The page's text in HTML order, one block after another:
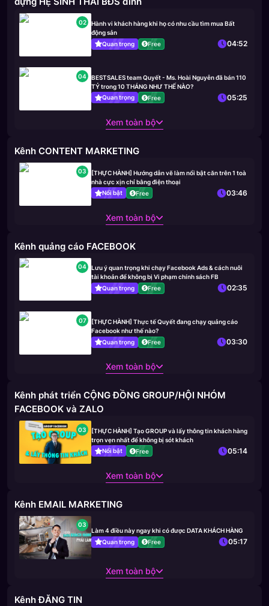
02
Hành vi khách hàng khi họ có nhu cầu tìm mua Bất
động sản
Quan trọng
Free 04:52
04
BESTSALES team Quyết - Ms. Hoài Nguyễn đã bán 110
TỶ trong 10 THÁNG NHƯ THẾ NÀO?
Quan trọng
Free 05:25
Xem toàn bộ
Kênh CONTENT MARKETING
03
[THỰC HÀNH] Hướng dẫn vẽ làm nổi bật căn trên 1 toà
nhà cực xịn chỉ bằng điện thoại
Nổi bật
Free 03:46
Xem toàn bộ
Kênh quảng cáo FACEBOOK
04
Lưu ý quan trọng khi chạy Facebook Ads & cách nuôi
tài khoản để không bị Vi phạm chính sách FB
Quan trọng
Free 02:35
07
[THỰC HÀNH] Thực tế Quyết đang chạy quảng cáo
Facebook như thế nào?
Quan trọng
Free 03:30
Xem toàn bộ
Kênh phát triển CỘNG ĐỒNG GROUP/HỘI NHÓM
FACEBOOK và ZALO
03
[THỰC HÀNH] Tạo GROUP và lấy thông tin khách hàng
trọn vẹn nhất để không bị sót khách
Nổi bật
Free 05:14
Xem toàn bộ
Kênh EMAIL MARKETING
03
Làm 4 điều này ngay khi có được DATA KHÁCH HÀNG
Quan trọng
Free 05:17
Xem toàn bộ
Kênh ĐĂNG TIN